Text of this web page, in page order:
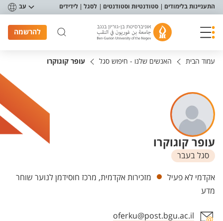
תפריט נגישות
התעניינות בלימודים סטודנטיות וסטודנטים לסגל לידידים עב
להרשמה
עמוד הבית האנשים שלנו - חיפוש סגל עופר קוגוקרו
עופר קוגוקרו
סגל בעבר
יחידות
אקדמי לא פעיל
מזכירות אקדמית, מרכז חוסידמן לנוער שוחר
מדע
oferku@post.bgu.ac.il